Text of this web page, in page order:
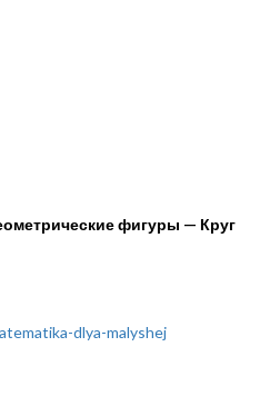
фигуры — Круг